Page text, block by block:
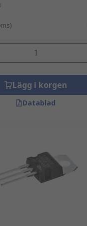
Lägg i korgen
Datablad